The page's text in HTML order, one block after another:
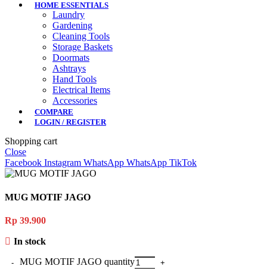
HOME ESSENTIALS
Laundry
Gardening
Cleaning Tools
Storage Baskets
Doormats
Ashtrays
Hand Tools
Electrical Items
Accessories
COMPARE
LOGIN / REGISTER
Shopping cart
Close
Facebook Instagram WhatsApp WhatsApp TikTok
MUG MOTIF JAGO
Rp 39.900
In stock
MUG MOTIF JAGO quantity